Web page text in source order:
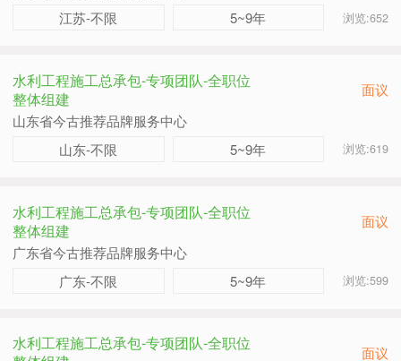
江苏-不限
5~9年 浏览:652
水利工程施工总承包-专项团队-全职位
整体组建
面议
山东省今古推荐品牌服务中心
山东-不限
5~9年 浏览:619
水利工程施工总承包-专项团队-全职位
整体组建
面议
广东省今古推荐品牌服务中心
广东-不限
5~9年 浏览:599
水利工程施工总承包-专项团队-全职位
面议